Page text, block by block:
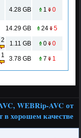
4.28 GB 1 0
14.29 GB 24 5
2 1.11 GB 0 0
1 3.78 GB 7 1
WEBRip-AVC от
в хорошем качестве